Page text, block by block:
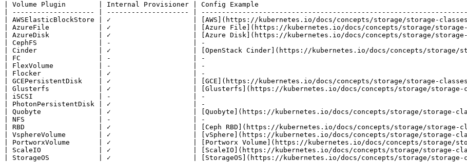
| Volume Plugin        | Internal Provisioner | Config Example
| -------------------- | -------------------- |
| AWSElasticBlockStore | ✓                    | [AWS](https://kubernetes.io/docs/concepts/storage/storage-
| AzureFile            | ✓                    | [Azure File](https://kubernetes.io/docs/concepts/storage/
| AzureDisk            | ✓                    | [Azure Disk](https://kubernetes.io/docs/concepts/storage/
| CephFS               | -                    | -
| Cinder               | ✓                    | [OpenStack Cinder](https://kubernetes.io/docs/concepts/storage/
| FC                   | -                    | -
| FlexVolume           | -                    | -
| Flocker              | ✓                    | -
| GCEPersistentDisk    | ✓                    | [GCE](https://kubernetes.io/docs/concepts/storage/storage-
| Glusterfs            | ✓                    | [Glusterfs](https://kubernetes.io/docs/concepts/storage/
| iSCSI                | -                    | -
| PhotonPersistentDisk | ✓                    | -
| Quobyte              | ✓                    | [Quobyte](https://kubernetes.io/docs/concepts/storage/storage-
| NFS                  | -                    | -
| RBD                  | ✓                    | [Ceph RBD](https://kubernetes.io/docs/concepts/storage/
| VsphereVolume        | ✓                    | [vSphere](https://kubernetes.io/docs/concepts/storage/
| PortworxVolume       | ✓                    | [Portworx Volume](https://kubernetes.io/docs/concepts/storage/
| ScaleIO              | ✓                    | [ScaleIO](https://kubernetes.io/docs/concepts/storage/
| StorageOS            | ✓                    | [StorageOS](https://kubernetes.io/docs/concepts/storage/